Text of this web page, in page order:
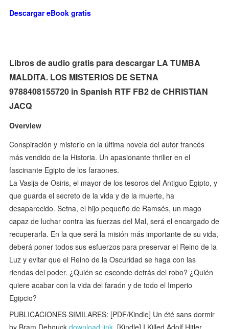
Descargar eBook gratis
Libros de audio gratis para descargar LA TUMBA
MALDITA. LOS MISTERIOS DE SETNA
9788408155720 in Spanish RTF FB2 de CHRISTIAN
JACQ
Overview
Conspiración y misterio en la última novela del autor francés
más vendido de la Historia. Un apasionante thriller en el
fascinante Egipto de los faraones.
La Vasija de Osiris, el mayor de los tesoros del Antiguo Egipto, y
que guarda el secreto de la vida y de la muerte, ha
desaparecido. Setna, el hijo pequeño de Ramsés, un mago
capaz de luchar contra las fuerzas del Mal, será el encargado de
recuperarla. En la que será la misión más importante de su vida,
deberá poner todos sus esfuerzos para preservar el Reino de la
Luz y evitar que el Reino de la Oscuridad se haga con las
riendas del poder. ¿Quién se esconde detrás del robo? ¿Quién
quiere acabar con la vida del faraón y de todo el Imperio
Egipcio?
PUBLICACIONES SIMILARES: [PDF/Kindle] Un été sans dormir
by Bram Dehouckdownload link , [Kindle] I Killed Adolf Hitler